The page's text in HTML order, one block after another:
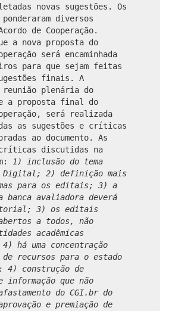
novas sugestões. Os
diversos
de Cooperação.
a nova proposta do
será encaminhada
para que sejam feitas
finais. A
reunião plenária do
a proposta final do
será realizada
as sugestões e críticas
ao documento. As
críticas discutidas na
1) inclusão do tema
Digital; 2) definição mais
para os editais; 3) a
banca avaliadora deverá
3) os editais
a todos, não
acadêmicas
há uma concentração
de recursos para o estado
4) construção de
informação que não
do CGI.br do
e premiação de